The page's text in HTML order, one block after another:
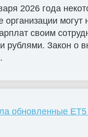
2026 года
могут
своим
рублями. Закон о
обновленные